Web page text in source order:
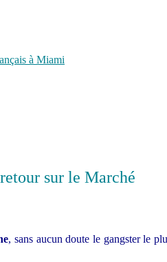
à Miami
sur le Marché
, sans aucun doute le gangster le